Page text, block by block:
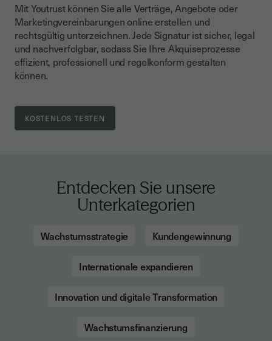
Mit Youtrust können Sie alle Verträge, Angebote oder
Marketingvereinbarungen online erstellen und
rechtsgültig unterzeichnen. Jede Signatur ist sicher, legal
und nachverfolgbar, sodass Sie Ihre Akquiseprozesse
effizient, professionell und regelkonform gestalten
können.
Entdecken Sie unsere
Unterkategorien
Wachstumsstrategie Kundengewinnung
Internationale expandieren
Innovation und digitale Transformation
Wachstumsfinanzierung